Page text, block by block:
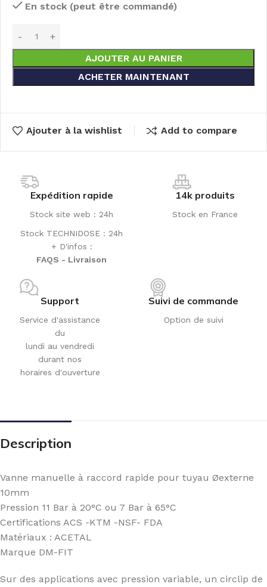
En stock (peut être commandé)
AJOUTER AU PANIER
ACHETER MAINTENANT
Ajouter à la wishlist Add to compare
Expédition rapide
Stock site web : 24h
Stock TECHNIDOSE : 24h
+ D'infos :
FAQS - Livraison
14k produits
Stock en France
Support
Service d'assistance
du
lundi au vendredi
durant nos
horaires d'ouverture
Suivi de commande
Option de suivi
Description
Vanne manuelle à raccord rapide pour tuyau Øexterne
10mm
Pression 11 Bar à 20°C ou 7 Bar à 65°C
Certifications ACS -KTM -NSF- FDA
Matériaux : ACETAL
Marque DM-FIT
Sur des applications avec pression variable, un circlip de